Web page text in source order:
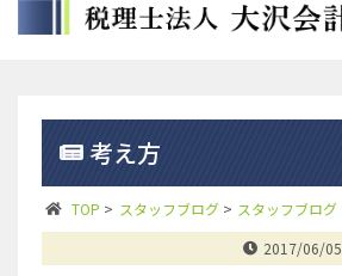
考え方
TOP > スタッフブログ> スタッフブログ
2017/06/05